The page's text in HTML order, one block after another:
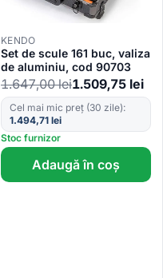
KENDO
Set de scule 161 buc, valiza
de aluminiu, cod 90703
1.647,00lei1.509,75 lei
Cel mai mic preț (30 zile):
1.494,71 lei
Stoc furnizor
Adaugă în coș